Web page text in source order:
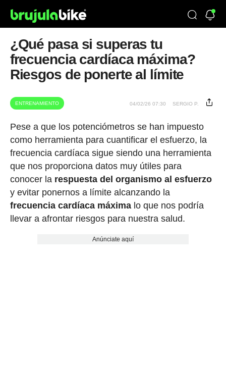
¿Qué pasa si superas tu
frecuencia cardíaca máxima?
Riesgos de ponerte al límite
ENTRENAMIENTO 04/02/26 07:30 SERGIO P.
Pese a que los potenciómetros se han impuesto
como herramienta para cuantificar el esfuerzo, la
frecuencia cardíaca sigue siendo una herramienta
que nos proporciona datos muy útiles para
conocer la respuesta del organismo al esfuerzo
y evitar ponernos a límite alcanzando la
frecuencia cardíaca máximalo que nos podría
llevar a afrontar riesgos para nuestra salud.
Anúnciate aquí